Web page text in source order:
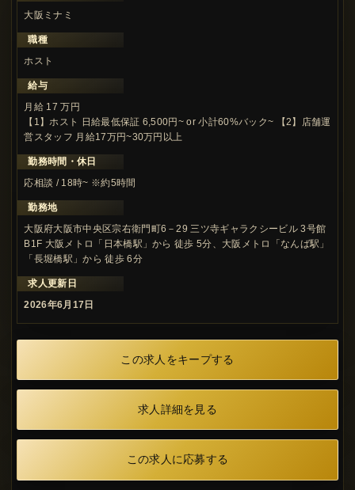
大阪ミナミ
職種
ホスト
給与
月給 17 万円
【1】ホスト 日給最低保証 6,500円~ or 小計60%バック~ 【2】店舗運
営スタッフ 月給17万円~30万円以上
勤務時間・休日
応相談 / 18時~ ※約5時間
勤務地
大阪府大阪市中央区宗右衛門町6－29 三ツ寺ギャラクシービル 3号館
B1F 大阪メトロ「日本橋駅」から 徒歩 5分、大阪メトロ「なんば駅」
「長堀橋駅」から 徒歩 6分
求人更新日
2026年6月17日
この求人をキープする
求人詳細を見る
この求人に応募する